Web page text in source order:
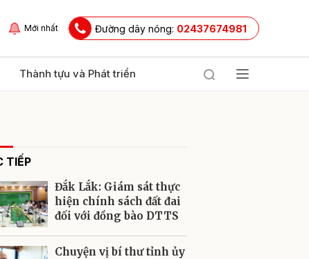
Mới nhất Đường dây nóng: 02437674981
Thành tựu và Phát triển
TIẾP
Đắk Lắk: Giám sát thực
hiện chính sách đất đai
đối với đồng bào DTTS
Chuyện vị bí thư tỉnh ủy